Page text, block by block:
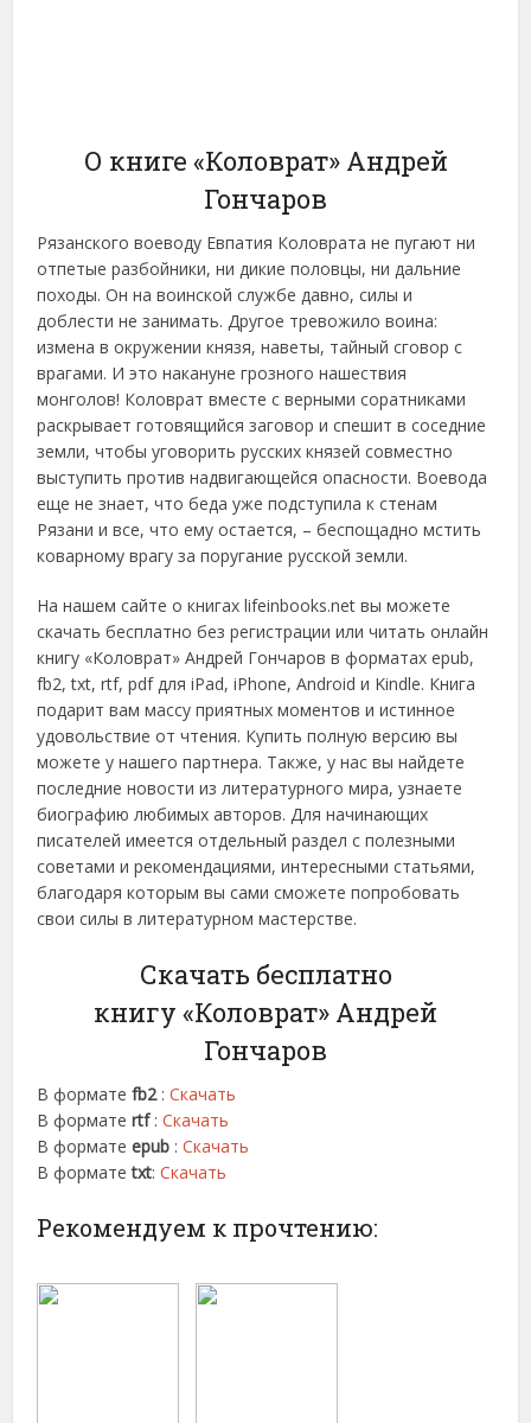
О книге «Коловрат» Андрей
Гончаров
Рязанского воеводу Евпатия Коловрата не пугают ни
отпетые разбойники, ни дикие половцы, ни дальние
походы. Он на воинской службе давно, силы и
доблести не занимать. Другое тревожило воина:
измена в окружении князя, наветы, тайный сговор с
врагами. И это накануне грозного нашествия
монголов! Коловрат вместе с верными соратниками
раскрывает готовящийся заговор и спешит в соседние
земли, чтобы уговорить русских князей совместно
выступить против надвигающейся опасности. Воевода
еще не знает, что беда уже подступила к стенам
Рязани и все, что ему остается, – беспощадно мстить
коварному врагу за поругание русской земли.
На нашем сайте о книгах lifeinbooks.net вы можете
скачать бесплатно без регистрации или читать онлайн
книгу «Коловрат» Андрей Гончаров в форматах epub,
fb2, txt, rtf, pdf для iPad, iPhone, Android и Kindle. Книга
подарит вам массу приятных моментов и истинное
удовольствие от чтения. Купить полную версию вы
можете у нашего партнера. Также, у нас вы найдете
последние новости из литературного мира, узнаете
биографию любимых авторов. Для начинающих
писателей имеется отдельный раздел с полезными
советами и рекомендациями, интересными статьями,
благодаря которым вы сами сможете попробовать
свои силы в литературном мастерстве.
Скачать бесплатно
книгу «Коловрат» Андрей
Гончаров
В форматеfb2:Скачать
В форматеrtf :Скачать
В форматеepub :Скачать
В форматеtxt:Скачать
Рекомендуем к прочтению: